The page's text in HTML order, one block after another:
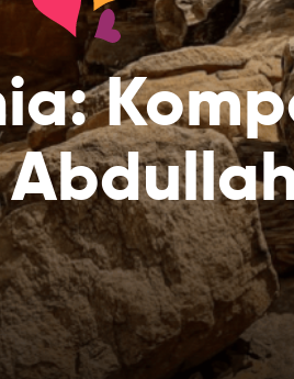
gdzie jest teraz
w
uczynkami
Charbela i
i
Co już zrobiliśmy
Przeczytaj historie ludzi, którym już
pomogliśmy
działamy
listę miejsc, do których dociera
pomoc
w jaki sposób wydajemy
Darowizny
statutowe
cele naszej organizacji